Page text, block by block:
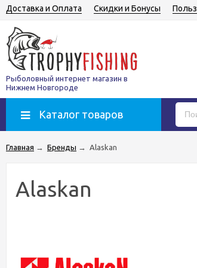
Доставка и Оплата Скидки и Бонусы
Рыболовный интернет магазин в
Нижнем Новгороде
Каталог товаров
Главная → Бренды → Alaskan
Alaskan